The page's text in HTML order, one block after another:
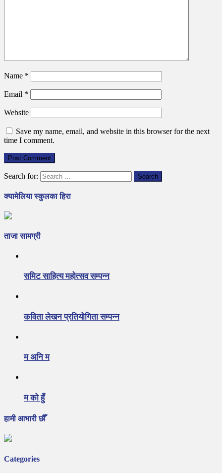
Name *
Email *
Website
Save my name, email, and website in this browser for the next
time I comment.
Search for:
क्यामेलिया स्कुलका हिरा
ताजा सामग्री
समिट साहित्य महोत्सव सम्पन्न
कविता लेखन प्रतियोगिता सम्पन्न
म अनि म
म को हुँ
हामी आभारी छौँ
Categories